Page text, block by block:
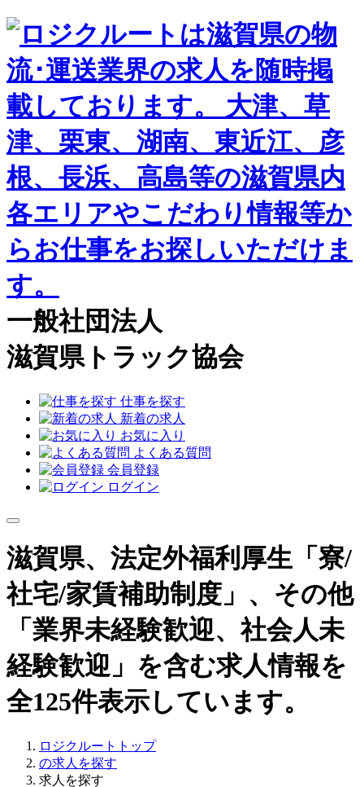
一般社団法人
滋賀県トラック協会
仕事を探す
新着の求人
お気に入り
よくある質問
会員登録
ログイン
滋賀県、法定外福利厚生「寮/
社宅/家賃補助制度」、その他
「業界未経験歓迎、社会人未
経験歓迎」を含む求人情報を
全125件表示しています。
ロジクルートトップ
の求人を探す
求人を探す